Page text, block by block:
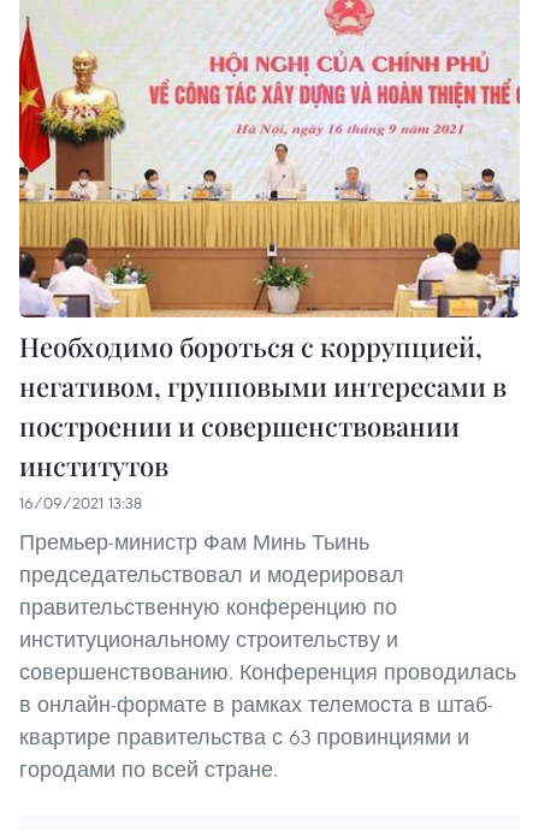
Необходимо бороться с коррупцией,
негативом, групповыми интересами в
построении и совершенствовании
институтов
16/09/2021 13:38
Премьер-министр Фам Минь Тьинь
председательствовал и модерировал
правительственную конференцию по
институциональному строительству и
совершенствованию. Конференция проводилась
в онлайн-формате в рамках телемоста в штаб-
квартире правительства с 63 провинциями и
городами по всей стране.